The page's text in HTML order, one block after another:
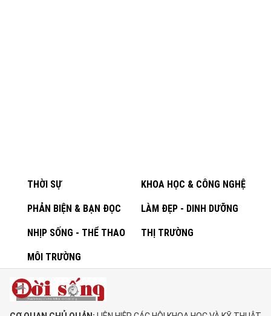
THỜI SỰ KHOA HỌC & CÔNG NGHỆ
PHẢN BIỆN & BẠN ĐỌC LÀM ĐẸP - DINH DƯỠNG
NHỊP SỐNG - THỂ THAO THỊ TRƯỜNG
MÔI TRƯỜNG